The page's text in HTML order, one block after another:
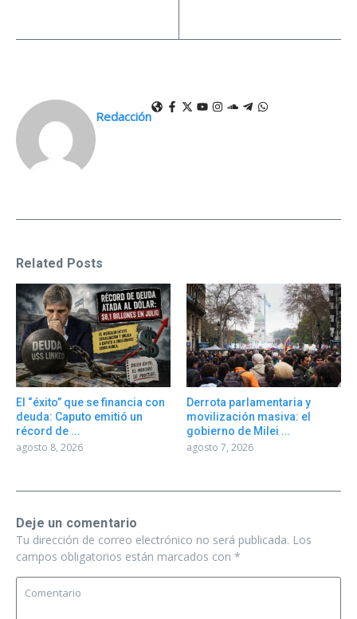
Redacción
Related Posts
El “éxito” que se financia con
deuda: Caputo emitió un
récord de ...
agosto 8, 2026
Derrota parlamentaria y
movilización masiva: el
gobierno de Milei ...
agosto 7, 2026
Deje un comentario
Tu dirección de correo electrónico no será publicada. Los
campos obligatorios están marcados con *